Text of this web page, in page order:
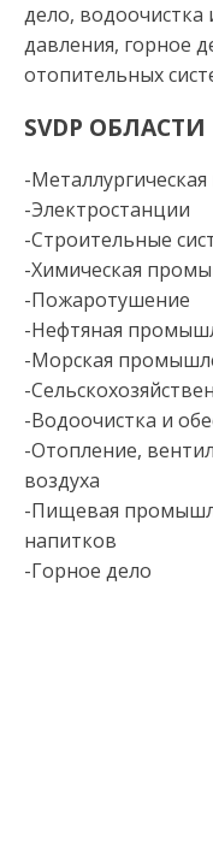
дело,
давления, горное
отопительных
SVDP
-
-Электростанции
-Строительные
-Химическая
-Пожаротушение
-Нефтяная
-Морская
-
-Водоочистка и
-Отопление,
воздуха
-Пищевая
напитков
-Горное дело